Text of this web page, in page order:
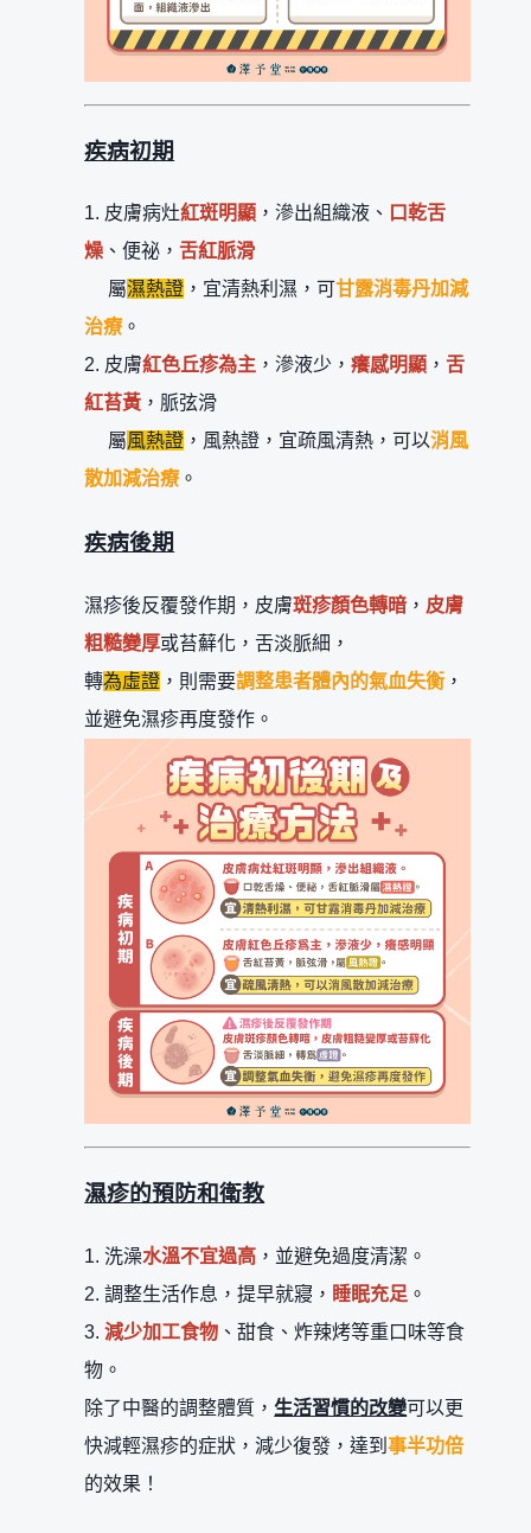
疾病初期
1. 皮膚病灶紅斑明顯 ，滲出組織液、 口乾舌
燥 、便祕，舌紅脈滑
屬濕熱證 ，宜清熱利濕，可甘露消毒丹加減
治療 。
2. 皮膚紅色丘疹為主 ，滲液少，癢感明顯 ，舌
紅苔黃 ，脈弦滑
屬風熱證 ，風熱證，宜疏風清熱，可以消風
散加減治療 。
疾病後期
濕疹後反覆發作期，皮膚斑疹顏色轉暗 ， 皮膚
粗糙變厚或苔蘚化，舌淡脈細，
轉為虛證 ，則需要調整患者體內的氣血失衡 ，
並避免濕疹再度發作。
濕疹的預防和衛教
1. 洗澡水溫不宜過高 ，並避免過度清潔。
2. 調整生活作息，提早就寢， 睡眠充足 。
3.減少加工食物 、甜食、炸辣烤等重口味等食
物。
除了中醫的調整體質，生活習慣的改變可以更
快減輕濕疹的症狀，減少復發，達到事半功倍
的效果！